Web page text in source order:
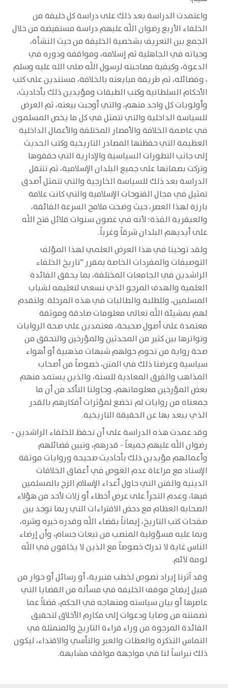
واعتمدت الدراسة بعد ذلك على دراسة كل خليفة من
الخلفاء الأربع رضوان اللَّه عليهم دراسة مستفيضة من خلال
الجمع بين التعريف بشخصية الخليفة من حيث النشأة،
وحياته في الجاهلية ثم إسلامه، ومواقفه ودوره في
الدعوة، وكيفية مصاحبته لرسول اللَّه صلى الله عليه وسلم
، وفضائله، ثم طريقة مبايعته بالخلافة، مستندين على كتب
الأحكام السلطانية وكتب الطبقات ومؤيدين ذلك بأحاديث،
وأولويات كل واحد منهم، والتي أوجبت بيعته، ثم العرض
للسياسة الداخلية والتي تتمثل في كل ما يخص المسلمون
في عاصمة الخلافة والأمصار المختلفة والأعمال الداخلية
العظيمة التي حفظتها المصادر التاريخية وكتب الحديث
إلى جانب التطورات السياسية والإدارية التي حققوها
وتركت بصماتها على جميع البلدان الإسلامية، ثم تنتقل
الدراسة بعد ذلك للسياسة الخارجية والتي تتمثل أصدق
تمثيل في مجال الفتوحات الإسلامية والتي كانت علامة
بارزة لهذا العصر، حيث وضحت ملامح السرعة الفائقة،
والعبقرية الفذة؛ لأنه في غضون سنوات قلائل فتح اللَّه
على أيديهم البلدان شرقاً وغرباً.
ولقد توخينا في هذا العرض العلمي لهذا المؤلف
التوصيفات والمفردات الخاصة بمقرر "تاريخ الخلفاء
الراشدين في الجامعات المختلفة، بما يحقق الفائدة
العلمية والهدف المرجو الذي نسعى لتعليمه لشباب
المسلمين، وللطلبة والطالبات في هذه المرحلة. ولنقدم
لهم بمشيئة اللَّه تعالى معلومات صادقة وموثقة
معتمدة على أصول صحيحة، معتمدين على صحة الروايات
وتواترها بين كثير من المحدثين والمؤرخين والتحقق من
صحة رواية من تحوم حولهم شبهات مذهبية أو أهواء
سياسية وعرضنا ذلك في المتن، خصوصاً من أصحاب
المذاهب والفرق المعادية للسنة، والذين يستمد منهم
بعض المؤرخين معلوماتهم، وحاولنا التأكد من أن ما
جمعناه من روايات لم تخضع لمؤثرات أفكارهم بالقدر
الذي يبعد بها عن الحقيقة التاريخية.
وقد عمدت هذه الدراسة على أن تحفظ للخلفاء الراشدين -
رضوان اللَّه عليهم جميعاً - قدرهم، وتبين فضائلهم
وأعمالهم مؤيدين ذلك بأحاديث صحيحة وروايات موثقة
الإسناد مع مراعاة عدم الغوص في أعماق الخلافات
الدينية والفتن التي حاول أعداء الإسلام الزج بالمسلمين
فيها، وعدم التجرأ على عرض أخطاء أو زلات لأحد من هؤلاء
الصحابة العظام مع دحض الافتراءات التي ربما توجد بين
صفحات كتب التاريخ، إيماناً بقضاء اللَّه وقدره خيره وشره،
وبما عليه مسؤولية المنصب من تبعات جسام، وأن إرضاء
الناس غاية لا تدرك خصوصاً مع الذين لا يخافون في اللَّه
لومة لائم.
وقد آثرنا إيراد نصوص لخطب منبرية، أو رسائل أو حوار من
قبيل إيضاح موقف الخليفة في مسألة من القضايا التي
عاصرها أو بيان سياسته ومنهاجه في الحكم، فضلاً عما
تضمنته من وصايا ودعوات إلى مكارم الأخلاق لتحقيق
الفائدة المرجوة من وراء قراءة التاريخ والمتمثلة في
التماس التذكرة والعظات والعبر والتأسي والاقتداء، ليكون
ذلك نبراساً لنا في مواجهة مواقف مشابهة.